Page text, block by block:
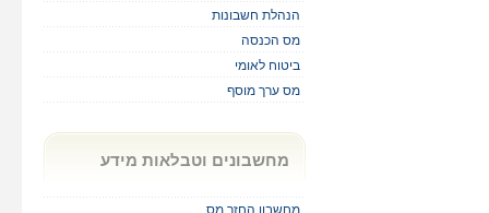
הנהלת חשבונות
מס הכנסה
ביטוח לאומי
מס ערך מוסף
מחשבונים וטבלאות מידע
מחשבון החזר מס